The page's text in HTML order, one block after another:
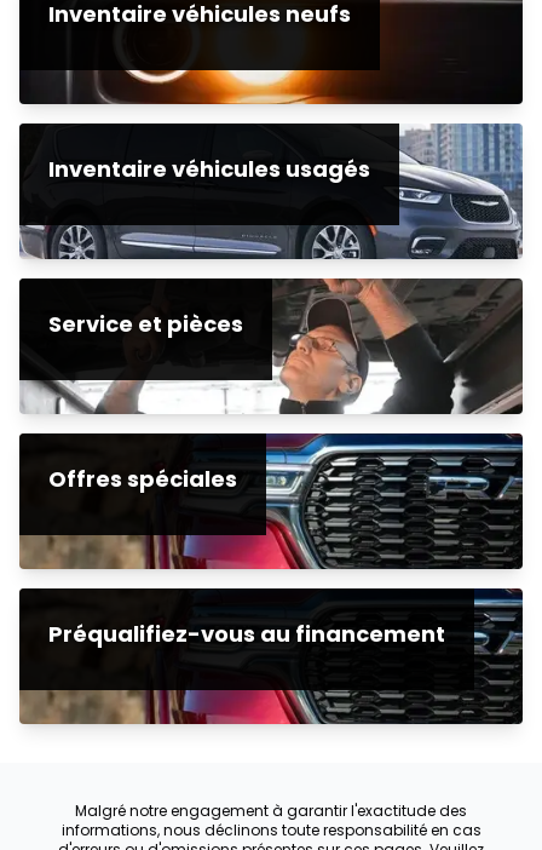
Inventaire véhicules neufs
Inventaire véhicules usagés
Service et pièces
Offres spéciales
Préqualifiez-vous au financement
Malgré notre engagement à garantir l'exactitude des
informations, nous déclinons toute responsabilité en cas